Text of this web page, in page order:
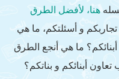
هنا، لأفضل الطرق
تجاربكم و أسئلتكم، ما هي
ما هي أنجع الطرق
أبنائكم و بناتكم؟